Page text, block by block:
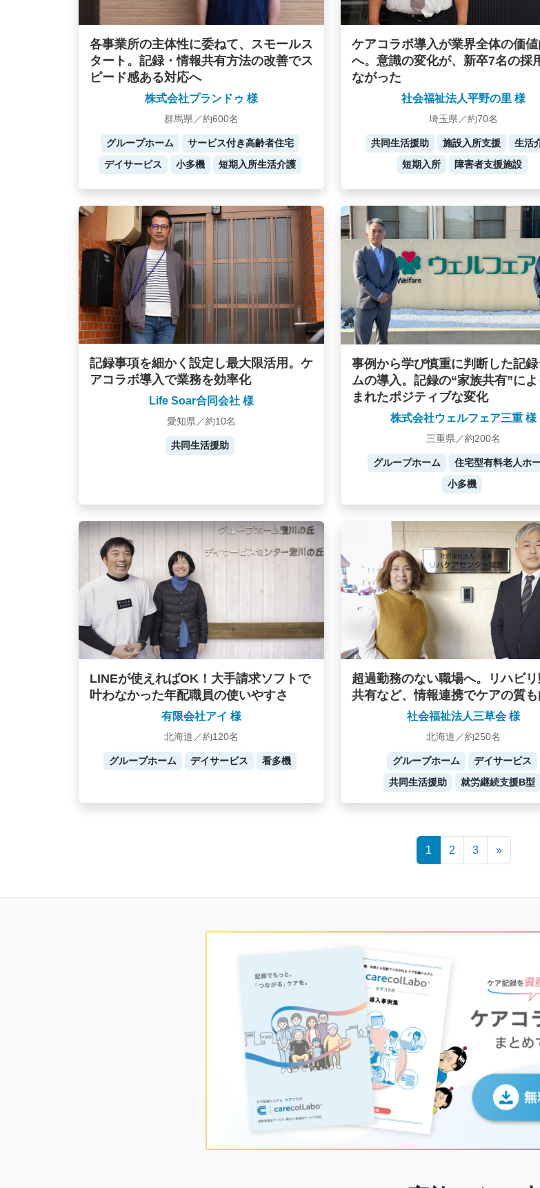
各事業所の主体性に委ねて、スモールス
タート。記録・情報共有方法の改善でス
ピード感ある対応へ
株式会社プランドゥ 様
群馬県／約600名
グループホーム
サービス付き高齢者住宅
デイサービス
小多機 短期入所生活介護
ケアコラボ導入が業界全体の価
へ。意識の変化が、新卒7名の採
ながった
社会福祉法人平野の里 様
埼玉県／約70名
共同生活援助 施設入所支援
生活
短期入所
障害者支援施設
記録事項を細かく設定し最大限活用。ケ
アコラボ導入で業務を効率化
Life Soar合同会社 様
愛知県／約10名
共同生活援助
事例から学び慎重に判断した記
ムの導入。記録の“家族共有”に
まれたポジティブな変化
株式会社ウェルフェア三重 様
三重県／約200名
グループホーム
住宅型有料老人ホ
小多機
LINEが使えればOK！大手請求ソフトで
叶わなかった年配職員の使いやすさ
有限会社アイ 様
北海道／約120名
グループホーム デイサービス 看多機
超過勤務のない職場へ。リハビ
共有など、情報連携でケアの質
社会福祉法人三草会 様
北海道／約250名
グループホーム
デイサービス
共同生活援助
就労継続支援B型
1 2 3 »